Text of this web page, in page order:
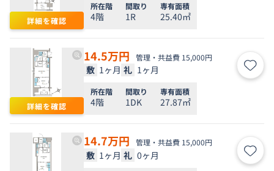
詳細を確認
所在階
4階
間取り
1R
専有面積
25.40㎡
詳細を確認
14.5万円 管理・共益費 15,000円
敷 1ヶ月 礼 1ヶ月 お気
所在階
4階
間取り
1DK
専有面積
27.87㎡
14.7万円 管理・共益費 15,000円
敷 1ヶ月 礼 0ヶ月 お気